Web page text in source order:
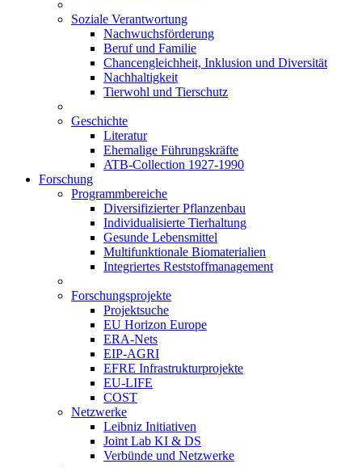
Soziale Verantwortung
Nachwuchsförderung
Beruf und Familie
Chancengleichheit, Inklusion und Diversität
Nachhaltigkeit
Tierwohl und Tierschutz
Geschichte
Literatur
Ehemalige Führungskräfte
ATB-Collection 1927-1990
Forschung
Programmbereiche
Diversifizierter Pflanzenbau
Individualisierte Tierhaltung
Gesunde Lebensmittel
Multifunktionale Biomaterialien
Integriertes Reststoffmanagement
Forschungsprojekte
Projektsuche
EU Horizon Europe
ERA-Nets
EIP-AGRI
EFRE Infrastrukturprojekte
EU-LIFE
COST
Netzwerke
Leibniz Initiativen
Joint Lab KI & DS
Verbünde und Netzwerke